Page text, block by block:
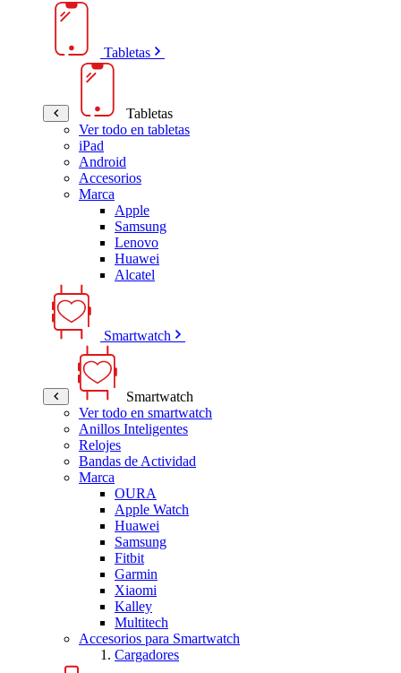
Tabletas
Tabletas
Ver todo en tabletas
iPad
Android
Accesorios
Marca
Apple
Samsung
Lenovo
Huawei
Alcatel
Smartwatch
Smartwatch
Ver todo en smartwatch
Anillos Inteligentes
Relojes
Bandas de Actividad
Marca
OURA
Apple Watch
Huawei
Samsung
Fitbit
Garmin
Xiaomi
Kalley
Multitech
Accesorios para Smartwatch
Cargadores